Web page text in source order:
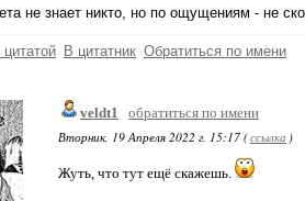
не знает никто, но по ощущениям - не
В цитатник Обратиться по имени
veldt1
обратиться по имени
Вторник, 19 Апреля 2022 г. 15:17 (ссылка )
Жуть, что тут ещё скажешь.